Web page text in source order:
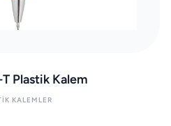
Plastik Kalem
KALEMLER